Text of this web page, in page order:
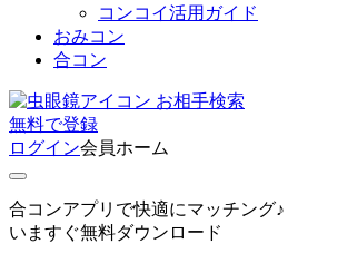
コンコイ活用ガイド
おみコン
合コン
お相手検索
無料で登録
ログイン会員ホーム
合コンアプリで快適にマッチング♪
いますぐ無料ダウンロード